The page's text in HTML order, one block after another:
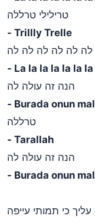
טרילילי טרללה
- Trillly Trelle
לה לה לה לה לה לה
- La la la la la la la
הנה זה עולה לה
- Burada onun
טרללה
- Tarallah
הנה זה עולה לה
- Burada onun
עליך כי תמותי עייפה